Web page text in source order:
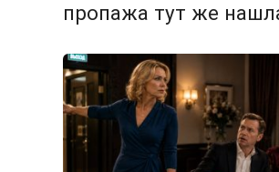
пропажа тут же